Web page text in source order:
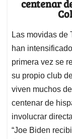
centenar
Las movidas de
han
primera vez se
su propio club
viven muchos
centenar de
involucrar
“Joe Biden